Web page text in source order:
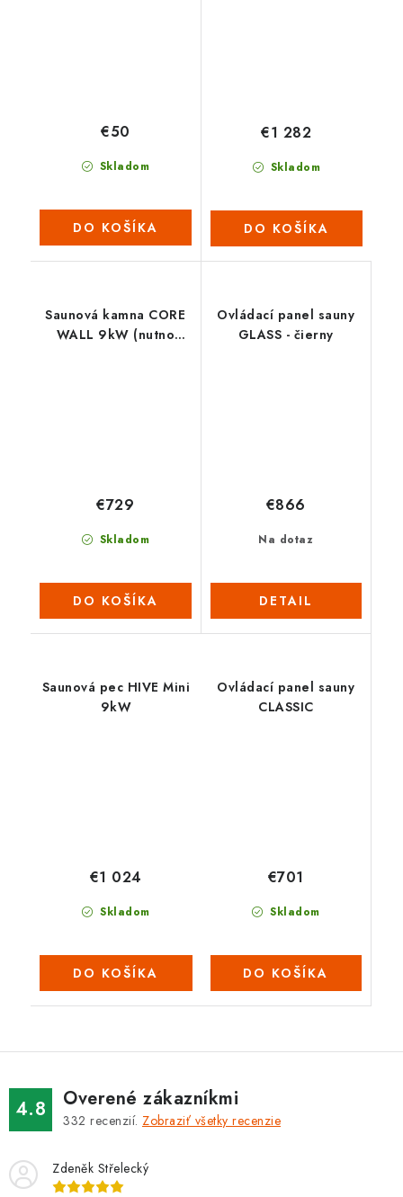
Skladom
€50
DO KOŠÍKA
Skladom
€1 282
DO KOŠÍKA
Saunová kamna CORE
WALL 9kW (nutno
Skladom
€729
DO KOŠÍKA
Ovládací panel sauny
GLASS - čierny
Na dotaz
€866
DETAIL
Saunová pec HIVE Mini
9kW
Skladom
€1 024
DO KOŠÍKA
Ovládací panel sauny
CLASSIC
Skladom
€701
DO KOŠÍKA
4.8 Overené zákazníkmi
332 recenzií. Zobraziť všetky recenzie
Zdeněk Střelecký